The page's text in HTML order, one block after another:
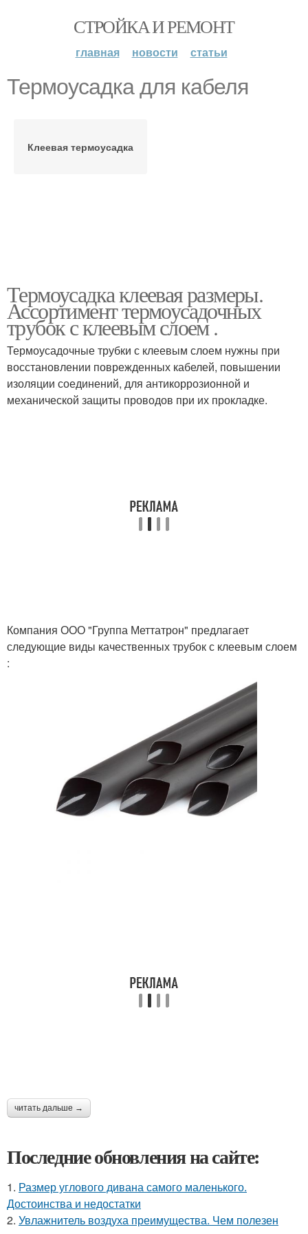
СТРОЙКА И РЕМОНТ
главная новости статьи
Термоусадка для кабеля
Клеевая термоусадка
Термоусадка клеевая размеры.
Ассортимент термоусадочных
трубок с клеевым слоем .
Термоусадочные трубки с клеевым слоем нужны при
восстановлении поврежденных кабелей, повышении
изоляции соединений, для антикоррозионной и
механической защиты проводов при их прокладке.
Компания ООО "Группа Меттатрон" предлагает
следующие виды качественных трубок с клеевым слоем
:
читать дальше →
Последние обновления на сайте:
1. Размер углового дивана самого маленького.
Достоинства и недостатки
2. Увлажнитель воздуха преимущества. Чем полезен